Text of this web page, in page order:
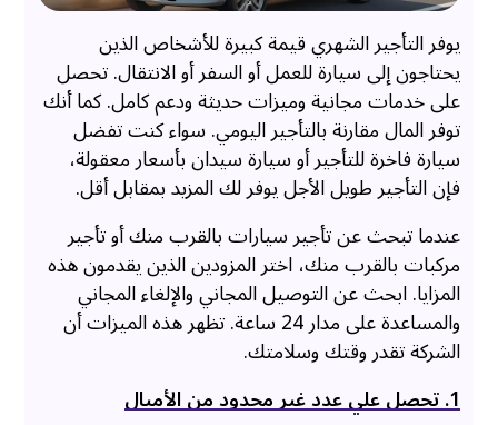
يوفر التأجير الشهري قيمة كبيرة للأشخاص الذين
يحتاجون إلى سيارة للعمل أو السفر أو الانتقال. تحصل
على خدمات مجانية وميزات حديثة ودعم كامل. كما أنك
توفر المال مقارنة بالتأجير اليومي. سواء كنت تفضل
سيارة فاخرة للتأجير أو سيارة سيدان بأسعار معقولة،
فإن التأجير طويل الأجل يوفر لك المزيد بمقابل أقل.
عندما تبحث عن تأجير سيارات بالقرب منك أو تأجير
مركبات بالقرب منك، اختر المزودين الذين يقدمون هذه
المزايا. ابحث عن التوصيل المجاني والإلغاء المجاني
والمساعدة على مدار 24 ساعة. تظهر هذه الميزات أن
الشركة تقدر وقتك وسلامتك.
1. تحصل علي عدد غير محدود من الأميال